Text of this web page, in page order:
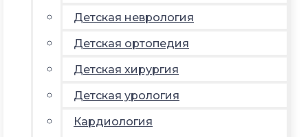
Детская неврология
Детская ортопедия
Детская хирургия
Детская урология
Кардиология